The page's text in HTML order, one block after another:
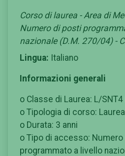
Corso di laurea - Area di
Numero di posti
nazionale (D.M. 270/04) -
Lingua: Italiano
Informazioni generali
o Classe di Laurea: L/
o Tipologia di corso: Laurea
o Durata: 3 anni
o Tipo di accesso:
programmato a livello